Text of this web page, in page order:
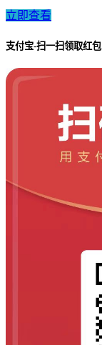
立即查看
支付宝-扫一扫领取红包